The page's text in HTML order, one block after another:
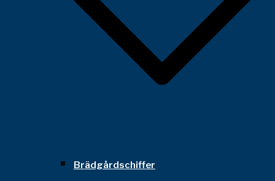
Brädgårdschiffer